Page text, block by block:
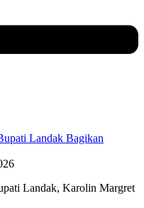
Landak Bagikan
Landak, Karolin Margret